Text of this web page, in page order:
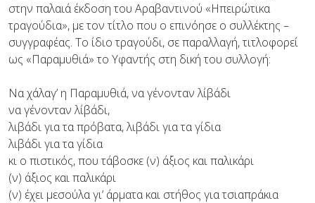
στην παλαιά έκδοση του Αραβαντινού «Ηπειρώτικα
τραγούδια», με τον τίτλο που ο επινόησε ο συλλέκτης –
συγγραφέας. Το ίδιο τραγούδι, σε παραλλαγή, τιτλοφορεί
ως «Παραμυθιά» το Υφαντής στη δική του συλλογή:
Να χάλαγ’ η Παραμυθιά, να γένονταν λίβάδι
να γένονταν λίβάδι,
λιβάδι για τα πρόβατα, λιβάδι για τα γίδια
λιβάδι για τα γίδια
κι ο πιστικός, που τάβοσκε (ν) άξιος και παλικάρι
(ν) άξιος και παλικάρι
(ν) έχει μεσούλα γι’ άρματα και στήθος για τσιαπράκια